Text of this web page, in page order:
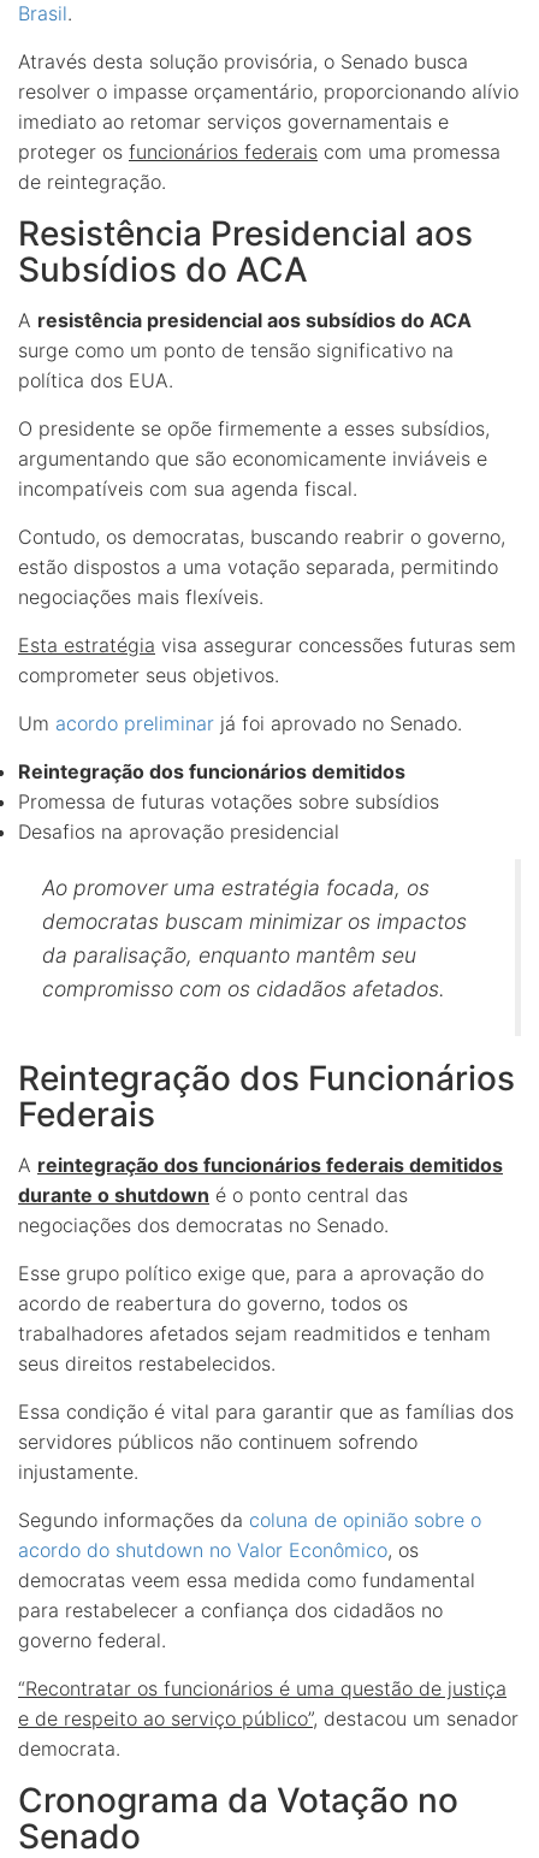
Brasil.
Através desta solução provisória, o Senado busca
resolver o impasse orçamentário, proporcionando alívio
imediato ao retomar serviços governamentais e
proteger os funcionários federais com uma promessa
de reintegração.
Resistência Presidencial aos
Subsídios do ACA
A resistência presidencial aos subsídios do ACA
surge como um ponto de tensão significativo na
política dos EUA.
O presidente se opõe firmemente a esses subsídios,
argumentando que são economicamente inviáveis e
incompatíveis com sua agenda fiscal.
Contudo, os democratas, buscando reabrir o governo,
estão dispostos a uma votação separada, permitindo
negociações mais flexíveis.
Esta estratégia visa assegurar concessões futuras sem
comprometer seus objetivos.
Um acordo preliminar já foi aprovado no Senado.
Reintegração dos funcionários demitidos
Promessa de futuras votações sobre subsídios
Desafios na aprovação presidencial
Ao promover uma estratégia focada, os
democratas buscam minimizar os impactos
da paralisação, enquanto mantêm seu
compromisso com os cidadãos afetados.
Reintegração dos Funcionários
Federais
A reintegração dos funcionários federais demitidos
durante o shutdown é o ponto central das
negociações dos democratas no Senado.
Esse grupo político exige que, para a aprovação do
acordo de reabertura do governo, todos os
trabalhadores afetados sejam readmitidos e tenham
seus direitos restabelecidos.
Essa condição é vital para garantir que as famílias dos
servidores públicos não continuem sofrendo
injustamente.
Segundo informações da coluna de opinião sobre o
acordo do shutdown no Valor Econômico, os
democratas veem essa medida como fundamental
para restabelecer a confiança dos cidadãos no
governo federal.
“Recontratar os funcionários é uma questão de justiça
e de respeito ao serviço público”, destacou um senador
democrata.
Cronograma da Votação no
Senado